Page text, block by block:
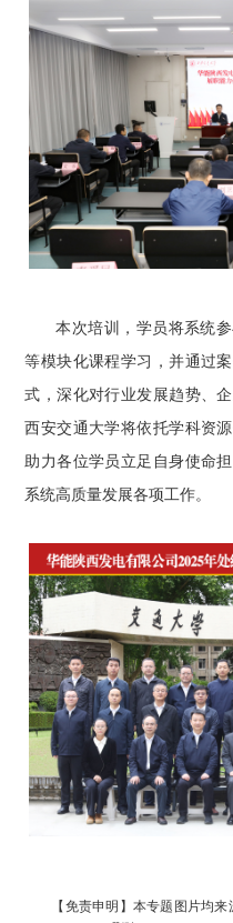
本次培训，学员将系统
等模块化课程学习，并通过
式，深化对行业发展趋势、
西安交通大学将依托学科资
助力各位学员立足自身使命
系统高质量发展各项工作。
【免责申明】本专题图片均